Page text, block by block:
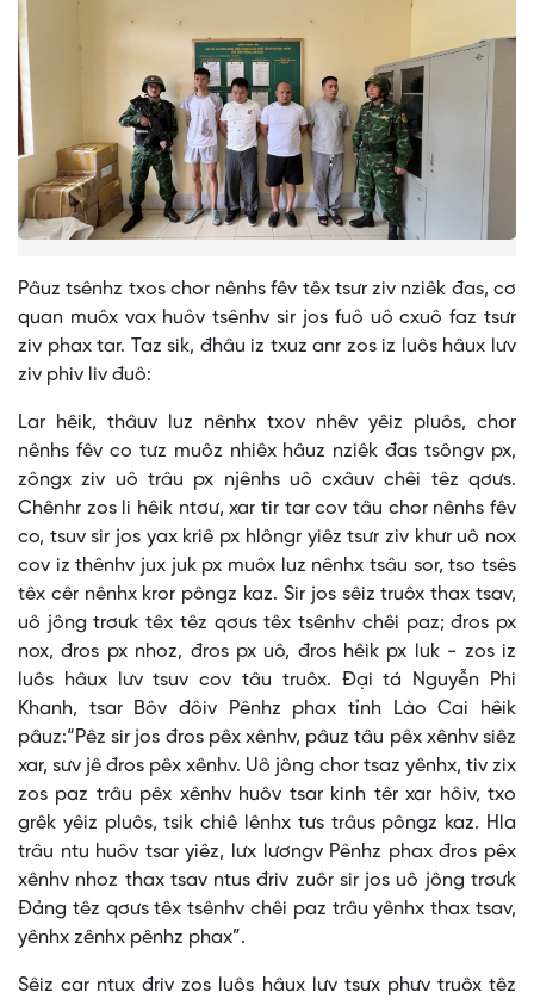
Pâuz tsênhz txos chor nênhs fêv têx tsưr ziv nziêk đas, cơ
quan muôx vax huôv tsênhv sir jos fuô uô cxuô faz tsưr
ziv phax tar. Taz sik, đhâu iz txuz anr zos iz luôs hâux lưv
ziv phiv liv đuô:
Lar hêik, thâuv luz nênhx txov nhêv yêiz pluôs, chor
nênhs fêv co tưz muôz nhiêx hâuz nziêk đas tsôngv px,
zôngx ziv uô trâu px njênhs uô cxâuv chêi têz qơưs.
Chênhr zos li hêik ntơư, xar tir tar cov tâu chor nênhs fêv
co, tsuv sir jos yax kriê px hlôngr yiêz tsưr ziv khưr uô nox
cov iz thênhv jux juk px muôx luz nênhx tsâu sor, tso tsês
têx cêr nênhx kror pôngz kaz. Sir jos sêiz truôx thax tsav,
uô jông trơưk têx têz qơưs têx tsênhv chêi paz; đros px
nox, đros px nhoz, đros px uô, đros hêik px luk - zos iz
luôs hâux lưv tsuv cov tâu truôx. Đại tá Nguyễn Phi
Khanh, tsar Bôv đôiv Pênhz phax tỉnh Lào Cai hêik
pâuz:“Pêz sir jos đros pêx xênhv, pâuz tâu pêx xênhv siêz
xar, sưv jê đros pêx xênhv. Uô jông chor tsaz yênhx, tiv zix
zos paz trâu pêx xênhv huôv tsar kinh têr xar hôiv, txo
grêk yêiz pluôs, tsik chiê lênhx tưs trâus pôngz kaz. Hla
trâu ntu huôv tsar yiêz, lưx lươngv Pênhz phax đros pêx
xênhv nhoz thax tsav ntus đriv zuôr sir jos uô jông trơưk
Đảng têz qơưs têx tsênhv chêi paz trâu yênhx thax tsav,
yênhx zênhx pênhz phax”.
Sêiz car ntux đriv zos luôs hâux lưv tsưx phưv truôx têz